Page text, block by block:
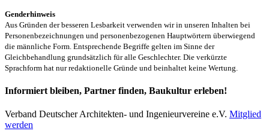
Genderhinweis
Aus Gründen der besseren Lesbarkeit verwenden wir in unseren Inhalten bei
Personenbezeichnungen und personenbezogenen Hauptwörtern überwiegend
die männliche Form. Entsprechende Begriffe gelten im Sinne der
Gleichbehandlung grundsätzlich für alle Geschlechter. Die verkürzte
Sprachform hat nur redaktionelle Gründe und beinhaltet keine Wertung.
Informiert bleiben, Partner finden, Baukultur erleben!
Verband Deutscher Architekten- und Ingenieurvereine e.V. Mitglied
werden